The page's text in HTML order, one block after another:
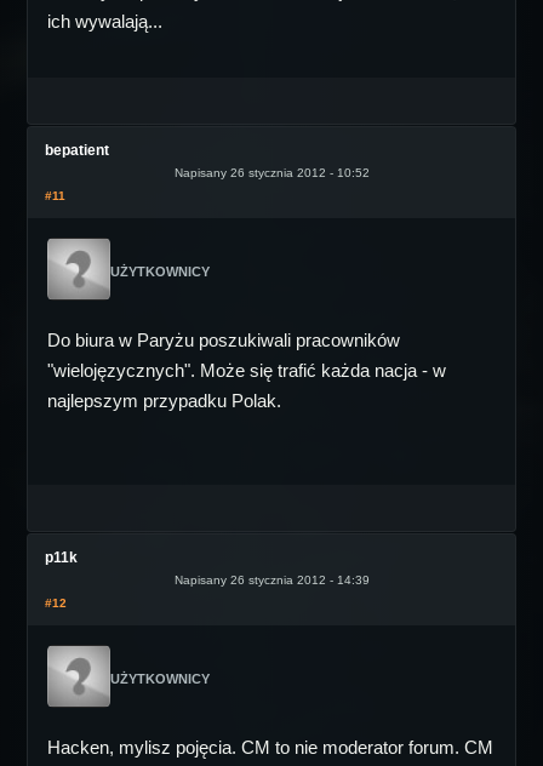
ich wywalają...
bepatient
Napisany 26 stycznia 2012 - 10:52
#11
UŻYTKOWNICY
Do biura w Paryżu poszukiwali pracowników
"wielojęzycznych". Może się trafić każda nacja - w
najlepszym przypadku Polak.
p11k
Napisany 26 stycznia 2012 - 14:39
#12
UŻYTKOWNICY
Hacken, mylisz pojęcia. CM to nie moderator forum. CM